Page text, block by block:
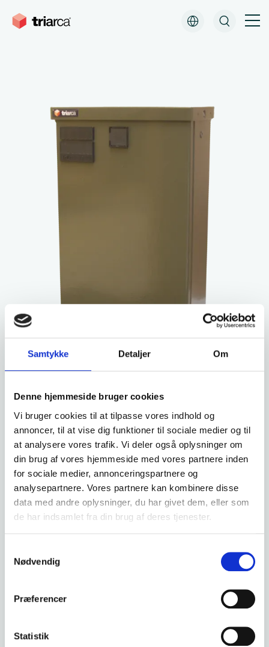
Samtykke Detaljer Om
Denne hjemmeside bruger cookies
Vi bruger cookies til at tilpasse vores indhold og
annoncer, til at vise dig funktioner til sociale medier og til
at analysere vores trafik. Vi deler også oplysninger om
din brug af vores hjemmeside med vores partnere inden
for sociale medier, annonceringspartnere og
analysepartnere. Vores partnere kan kombinere disse
data med andre oplysninger, du har givet dem, eller som
de har indsamlet fra din brug af deres tjenester.
Nødvendig
Præferencer
Statistik